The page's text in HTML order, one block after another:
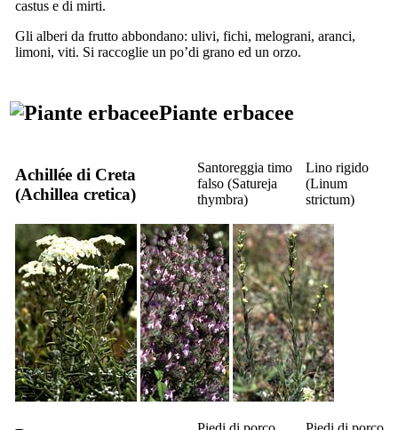
castus e di mirti.
Gli alberi da frutto abbondano: ulivi, fichi, melograni, aranci,
limoni, viti. Si raccoglie un po’di grano ed un orzo.
Piante erbacee
Achillée di Creta
(Achillea cretica)
Santoreggia timo
falso (Satureja
thymbra)
Lino rigido
(Linum
strictum)